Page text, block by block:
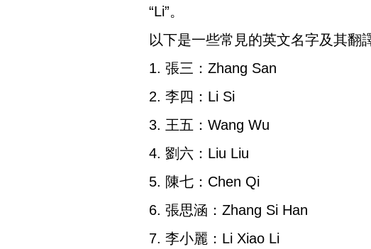
“Li”。
以下是一些常見的英文名字及其翻
1. 張三：Zhang San
2. 李四：Li Si
3. 王五：Wang Wu
4. 劉六：Liu Liu
5. 陳七：Chen Qi
6. 張思涵：Zhang Si Han
7. 李小麗：Li Xiao Li